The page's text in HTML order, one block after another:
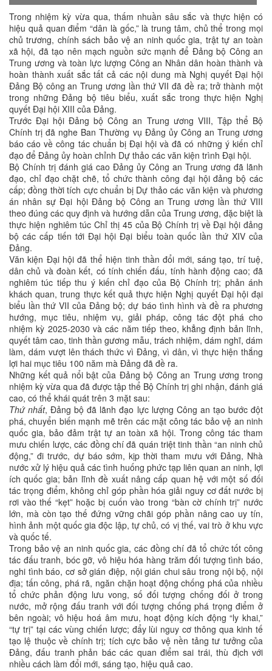
Trong nhiệm kỳ vừa qua, thấm nhuần sâu sắc và thực hiện có
hiệu quả quan điểm “dân là gốc,” là trung tâm, chủ thể trong mọi
chủ trương, chính sách bảo vệ an ninh quốc gia, trật tự an toàn
xã hội, đã tạo nên mạch nguồn sức mạnh để Đảng bộ Công an
Trung ương và toàn lực lượng Công an Nhân dân hoàn thành và
hoàn thành xuất sắc tất cả các nội dung mà Nghị quyết Đại hội
Đảng Bộ công an Trung ương lần thứ VII đã đề ra; trở thành một
trong những Đảng bộ tiêu biểu, xuất sắc trong thực hiện Nghị
quyết Đại hội XIII của Đảng.
Trước Đại hội Đảng bộ Công an Trung ương VIII, Tập thể Bộ
Chính trị đã nghe Ban Thường vụ Đảng ủy Công an Trung ương
báo cáo về công tác chuẩn bị Đại hội và đã có những ý kiến chỉ
đạo để Đảng ủy hoàn chỉnh Dự thảo các văn kiện trình Đại hội.
Bộ Chính trị đánh giá cao Đảng ủy Công an Trung ương đã lãnh
đạo, chỉ đạo chặt chẽ, tổ chức thành công đại hội đảng bộ các
cấp; đồng thời tích cực chuẩn bị Dự thảo các văn kiện và phương
án nhân sự Đại hội Đảng bộ Công an Trung ương lần thứ VIII
theo đúng các quy định và hướng dẫn của Trung ương, đặc biệt là
thực hiện nghiêm túc Chỉ thị 45 của Bộ Chính trị về Đại hội đảng
bộ các cấp tiến tới Đại hội Đại biểu toàn quốc lần thứ XIV của
Đảng.
Văn kiện Đại hội đã thể hiện tinh thần đổi mới, sáng tạo, trí tuệ,
dân chủ và đoàn kết, có tính chiến đấu, tính hành động cao; đã
nghiêm túc tiếp thu ý kiến chỉ đạo của Bộ Chính trị; phản ánh
khách quan, trung thực kết quả thực hiện Nghị quyết Đại hội đại
biểu lần thứ VII của Đảng bộ; dự báo tình hình và đề ra phương
hướng, mục tiêu, nhiệm vụ, giải pháp, công tác đột phá cho
nhiệm kỳ 2025-2030 và các năm tiếp theo, khẳng định bản lĩnh,
quyết tâm cao, tinh thần gương mẫu, trách nhiệm, dám nghĩ, dám
làm, dám vượt lên thách thức vì Đảng, vì dân, vì thực hiện thắng
lợi hai mục tiêu 100 năm mà Đảng đã đề ra.
Những kết quả nổi bật của Đảng bộ Công an Trung ương trong
nhiệm kỳ vừa qua đã được tập thể Bộ Chính trị ghi nhận, đánh giá
cao, có thể khái quát trên 3 mặt sau:
Thứ nhất, Đảng bộ đã lãnh đạo lực lượng Công an tạo bước đột
phá, chuyển biến mạnh mẽ trên các mặt công tác bảo vệ an ninh
quốc gia, bảo đảm trật tự an toàn xã hội. Trong công tác tham
mưu chiến lược, các đồng chí đã quán triệt tinh thần “an ninh chủ
động,” đi trước, dự báo sớm, kịp thời tham mưu với Đảng, Nhà
nước xử lý hiệu quả các tình huống phức tạp liên quan an ninh, lợi
ích quốc gia; bản lĩnh đề xuất nâng cấp quan hệ với một số đối
tác trọng điểm, không chỉ góp phần hóa giải nguy cơ đất nước bị
rơi vào thế “kẹt” hoặc bị cuốn vào trong “bàn cờ chính trị” nước
lớn, mà còn tạo thế đứng vững chãi góp phần nâng cao uy tín,
hình ảnh một quốc gia độc lập, tự chủ, có vị thế, vai trò ở khu vực
và quốc tế.
Trong bảo vệ an ninh quốc gia, các đồng chí đã tổ chức tốt công
tác đấu tranh, bóc gỡ, vô hiệu hóa hàng trăm đối tượng tình báo,
nghi tình báo, cơ sở gián điệp, nội gián chui sâu trong nội bộ, nội
địa; tấn công, phá rã, ngăn chặn hoạt động chống phá của nhiều
tổ chức phản động lưu vong, số đối tượng chống đối ở trong
nước, mở rộng đấu tranh với đối tượng chống phá trọng điểm ở
bên ngoài; vô hiệu hoá âm mưu, hoạt động kích động “ly khai,”
“tự trị” tại các vùng chiến lược; đẩy lùi nguy cơ thông qua kinh tế
tạo lệ thuộc về chính trị; tích cực bảo vệ nền tảng tư tưởng của
Đảng, đấu tranh phản bác các quan điểm sai trái, thù địch với
nhiều cách làm đổi mới, sáng tạo, hiệu quả cao.